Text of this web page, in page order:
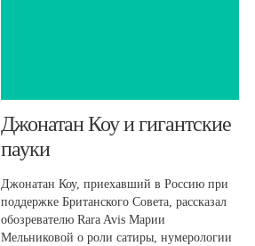
​Джонатан Коу и гигантские
пауки
Джонатан Коу, приехавший в Россию при
поддержке Британского Совета, рассказал
обозревателю Rara Avis Марии
Мельниковой о роли сатиры, нумерологии